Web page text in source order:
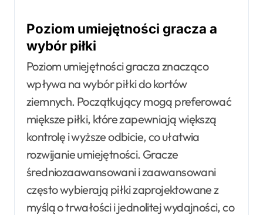
Poziom umiejętności gracza a
wybór piłki
Poziom umiejętności gracza znacząco
wpływa na wybór piłki do kortów
ziemnych. Początkujący mogą preferować
miększe piłki, które zapewniają większą
kontrolę i wyższe odbicie, co ułatwia
rozwijanie umiejętności. Gracze
średniozaawansowani i zaawansowani
często wybierają piłki zaprojektowane z
myślą o trwałości i jednolitej wydajności, co